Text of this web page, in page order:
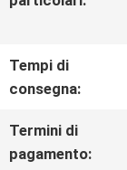
MAPPA
DEL
Tempi di
consegna:
Termini di
pagamento: